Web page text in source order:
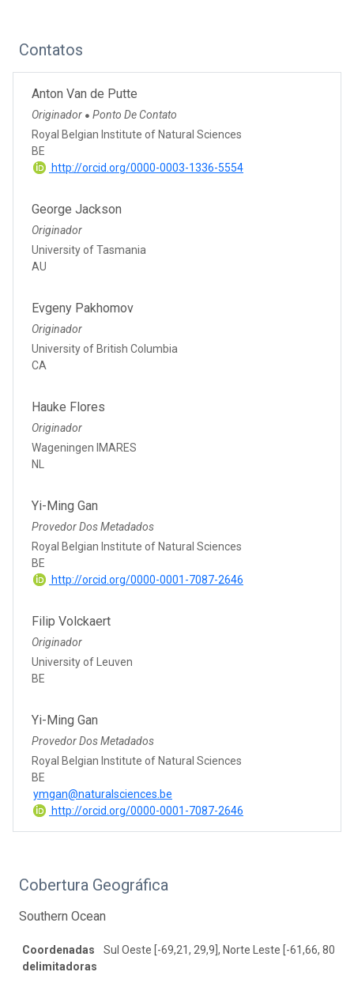
Contatos
Anton Van de Putte
Originador ● Ponto De Contato
Royal Belgian Institute of Natural Sciences
BE
http://orcid.org/0000-0003-1336-5554
George Jackson
Originador
University of Tasmania
AU
Evgeny Pakhomov
Originador
University of British Columbia
CA
Hauke Flores
Originador
Wageningen IMARES
NL
Yi-Ming Gan
Provedor Dos Metadados
Royal Belgian Institute of Natural Sciences
BE
http://orcid.org/0000-0001-7087-2646
Filip Volckaert
Originador
University of Leuven
BE
Yi-Ming Gan
Provedor Dos Metadados
Royal Belgian Institute of Natural Sciences
BE
ymgan@naturalsciences.be
http://orcid.org/0000-0001-7087-2646
Cobertura Geográfica
Southern Ocean
Coordenadas
delimitadoras
Sul Oeste [-69,21, 29,9], Norte Leste [-61,66, 80,03]